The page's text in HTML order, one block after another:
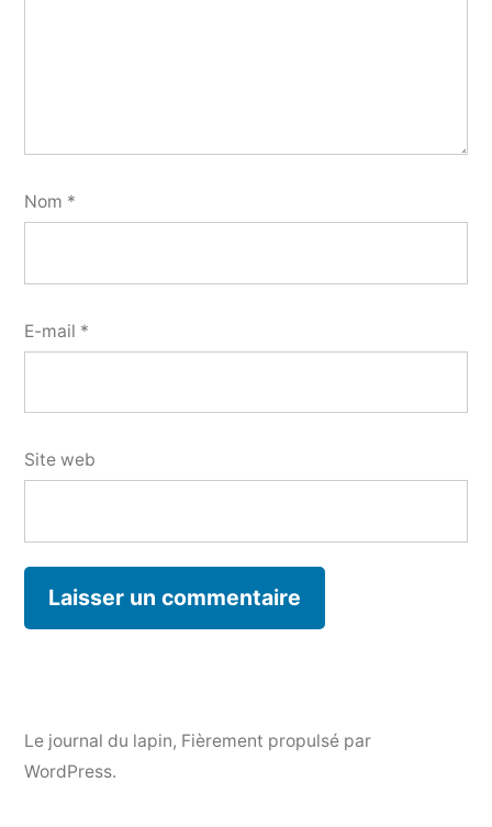
Nom *
E-mail *
Site web
Le journal du lapin, Fièrement propulsé par
WordPress.